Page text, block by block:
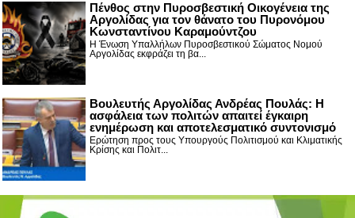
Πένθος στην Πυροσβεστική Οικογένεια της
Αργολίδας για τον θάνατο του Πυρονόμου
Κωνσταντίνου Καραμούντζου
Η Ένωση Υπαλλήλων Πυροσβεστικού Σώματος Νομού
Αργολίδας εκφράζει τη βα...
Βουλευτής Αργολίδας Ανδρέας Πουλάς: Η
ασφάλεια των πολιτών απαιτεί έγκαιρη
ενημέρωση και αποτελεσματικό συντονισμό
Ερώτηση προς τους Υπουργούς Πολιτισμού και Κλιματικής
Κρίσης και Πολιτ...